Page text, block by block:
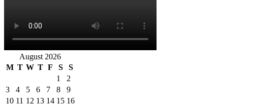
August 2026
M T W T F S
S
1
2
3
4 5 6 7 8
9
10 11 12 13 14 15 16